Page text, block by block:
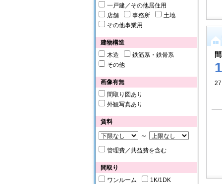
一戸建／その他居住用
店舗
事務所
土地
その他事業用
建物構造
木造
鉄筋系・鉄骨系
その他
画像有無
間取り図あり
外観写真あり
賃料
～
管理費／共益費を含む
間取り
ワンルーム
1K/1DK